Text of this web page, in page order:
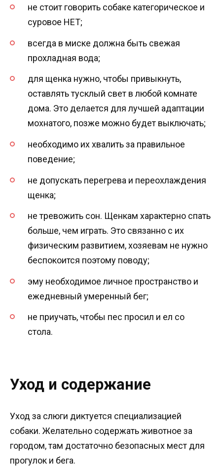
не стоит говорить собаке категорическое и
суровое НЕТ;
всегда в миске должна быть свежая
прохладная вода;
для щенка нужно, чтобы привыкнуть,
оставлять тусклый свет в любой комнате
дома. Это делается для лучшей адаптации
мохнатого, позже можно будет выключать;
необходимо их хвалить за правильное
поведение;
не допускать перегрева и переохлаждения
щенка;
не тревожить сон. Щенкам характерно спать
больше, чем играть. Это связанно с их
физическим развитием, хозяевам не нужно
беспокоится поэтому поводу;
эму необходимое личное пространство и
ежедневный умеренный бег;
не приучать, чтобы пес просил и ел со
стола.
Уход и содержание
Уход за слюги диктуется специализацией
собаки. Желательно содержать животное за
городом, там достаточно безопасных мест для
прогулок и бега.